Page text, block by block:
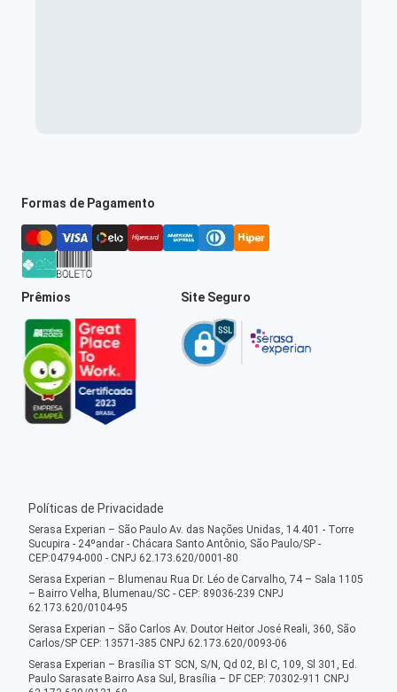
Formas de Pagamento
Prêmios Site Seguro
Políticas de Privacidade
Serasa Experian – São Paulo Av. das Nações Unidas, 14.401 - Torre
Sucupira - 24ºandar - Chácara Santo Antônio, São Paulo/SP -
CEP:04794-000 - CNPJ 62.173.620/0001-80
Serasa Experian – Blumenau Rua Dr. Léo de Carvalho, 74 – Sala 1105
– Bairro Velha, Blumenau/SC - CEP: 89036-239 CNPJ
62.173.620/0104-95
Serasa Experian – São Carlos Av. Doutor Heitor José Reali, 360, São
Carlos/SP CEP: 13571-385 CNPJ 62.173.620/0093-06
Serasa Experian – Brasília ST SCN, S/N, Qd 02, Bl C, 109, Sl 301, Ed.
Paulo Sarasate Bairro Asa Sul, Brasília – DF CEP: 70302-911 CNPJ